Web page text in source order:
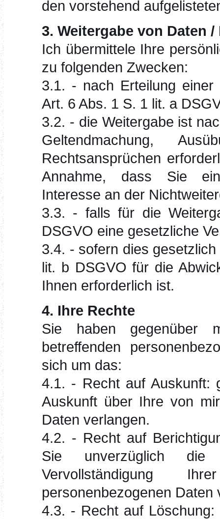
den vorstehend
3. Weitergabe von Daten
Ich übermittele Ihre
zu folgenden Zwecken:
3.1. - nach Erteilung einer
Art. 6 Abs. 1 S. 1 lit. a
3.2. - die Weitergabe ist
Geltendmachung,
Rechtsansprüchen
Annahme, dass Sie ein
Interesse an der
3.3. - falls für die
DSGVO eine gesetzliche
3.4. - sofern dies
lit. b DSGVO für die
Ihnen erforderlich ist.
4. Ihre Rechte
Sie haben gegenüber
betreffenden
sich um das:
4.1. - Recht auf Auskunft:
Auskunft über Ihre von
Daten verlangen.
4.2. - Recht auf
Sie unverzüglich die
Vervollständigung
personenbezogenen Daten
4.3. - Recht auf